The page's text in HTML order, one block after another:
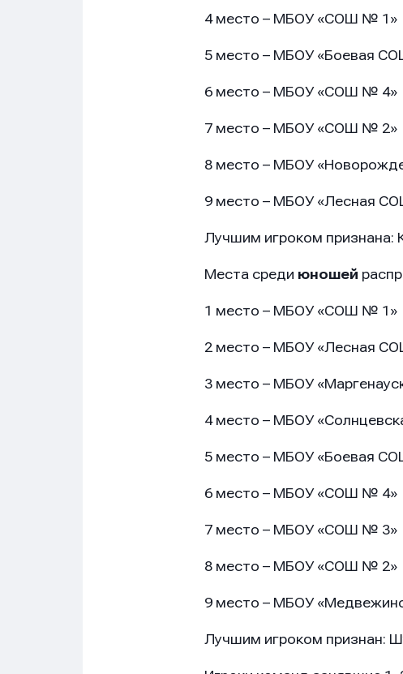
4 место – МБОУ «СОШ № 1»
5 место – МБОУ «Боевая
6 место – МБОУ «СОШ № 4»
7 место – МБОУ «СОШ № 2»
8 место – МБОУ
9 место – МБОУ «Лесная
Лучшим игроком
Места среди юношей
1 место – МБОУ «СОШ № 1»
2 место – МБОУ «Лесная
3 место – МБОУ
4 место – МБОУ
5 место – МБОУ «Боевая
6 место – МБОУ «СОШ № 4»
7 место – МБОУ «СОШ № 3»
8 место – МБОУ «СОШ № 2»
9 место – МБОУ
Лучшим игроком признан:
Имя
E-mail
Имя
E-mail
Имя
E-mail